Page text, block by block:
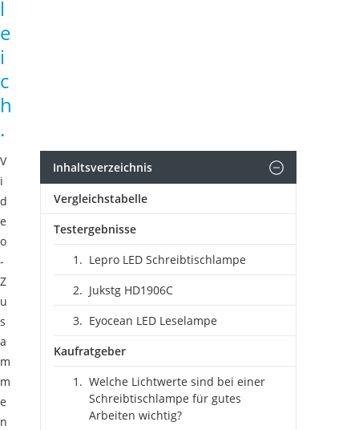
l
e
i
c
h
.
V
i
d
e
o
-
Z
u
s
a
m
m
e
n
Inhaltsverzeichnis
Vergleichstabelle
Testergebnisse
Lepro LED Schreibtischlampe
Jukstg HD1906C
Eyocean LED Leselampe
Kaufratgeber
Welche Lichtwerte sind bei einer
Schreibtischlampe für gutes
Arbeiten wichtig?